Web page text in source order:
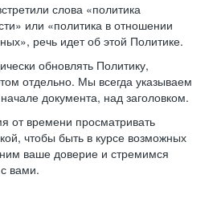
слова «политика
или «политика в отношении
речь идет об этой Политике.
обновлять Политику,
отдельно. Мы всегда указываем
документа, над заголовком.
от времени просматривать
чтобы быть в курсе возможных
ваше доверие и стремимся
вами.